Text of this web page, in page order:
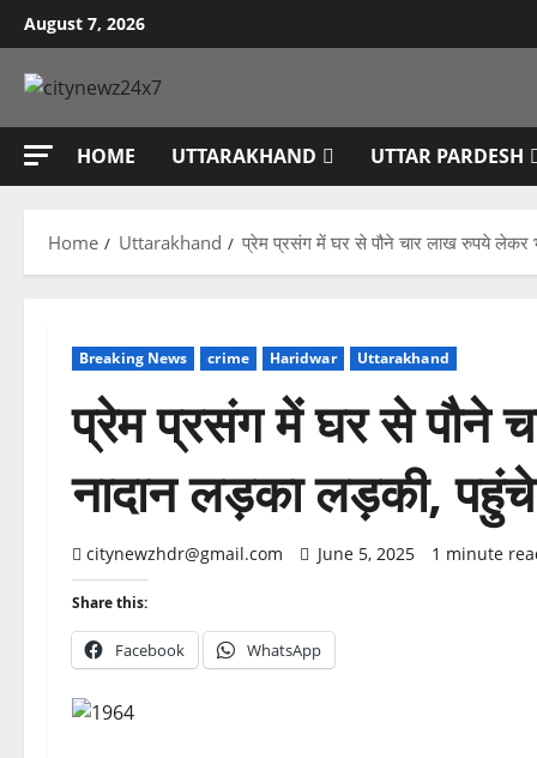
Skip
to
content
August 7, 2026
HOME UTTARAKHAND UTTAR PARDESH
Home Uttarakhand प्रेम प्रसंग में घर से पौने चार लाख रुपये लेकर
Breaking News crime Haridwar Uttarakhand
प्रेम प्रसंग में घर से पौने
नादान लड़का लड़की, पहुंचे
citynewzhdr@gmail.com June 5, 2025 1 minute
Share this:
Facebook WhatsApp